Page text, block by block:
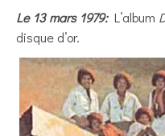
Le 13 mars 1979:L’album
disque d’or.